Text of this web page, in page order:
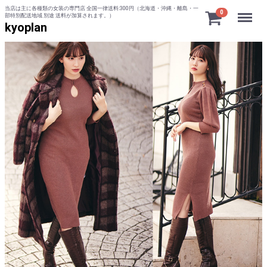
当店は主に各種類の女装の専門店 全国一律送料:300円（北海道・沖縄・離島・一
部特別配送地域 別途 送料が加算されます。）
kyoplan
0 Menu